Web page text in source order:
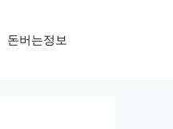
돈버는정보